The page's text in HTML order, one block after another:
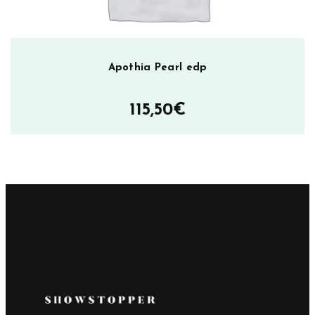
Apothia Pearl edp
115,50€